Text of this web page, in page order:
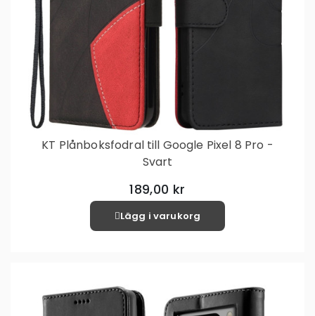
KT Plånboksfodral till Google Pixel 8 Pro -
Svart
189,00 kr
Lägg i varukorg